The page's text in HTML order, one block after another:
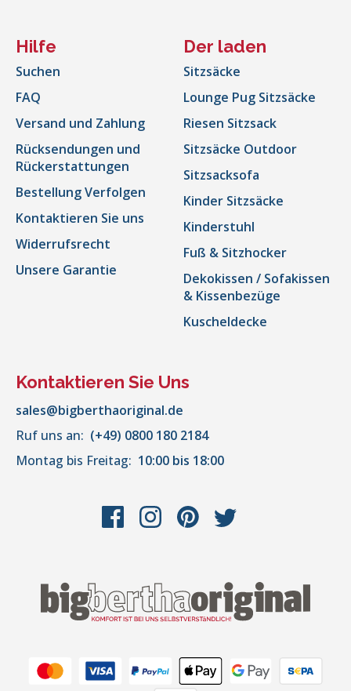
Hilfe
Suchen
FAQ
Versand und Zahlung
Rücksendungen und
Rückerstattungen
Bestellung Verfolgen
Kontaktieren Sie uns
Widerrufsrecht
Unsere Garantie
Der laden
Sitzsäcke
Lounge Pug Sitzsäcke
Riesen Sitzsack
Sitzsäcke Outdoor
Sitzsacksofa
Kinder Sitzsäcke
Kinderstuhl
Fuß & Sitzhocker
Dekokissen / Sofakissen
& Kissenbezüge
Kuscheldecke
Kontaktieren Sie Uns
sales@bigberthaoriginal.de
Ruf uns an: (+49) 0800 180 2184
Montag bis Freitag: 10:00 bis 18:00